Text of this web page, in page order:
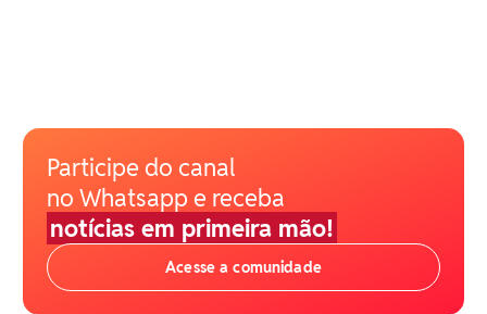
Participe do canal
no Whatsapp e receba
notícias em primeira mão!
Acesse a comunidade